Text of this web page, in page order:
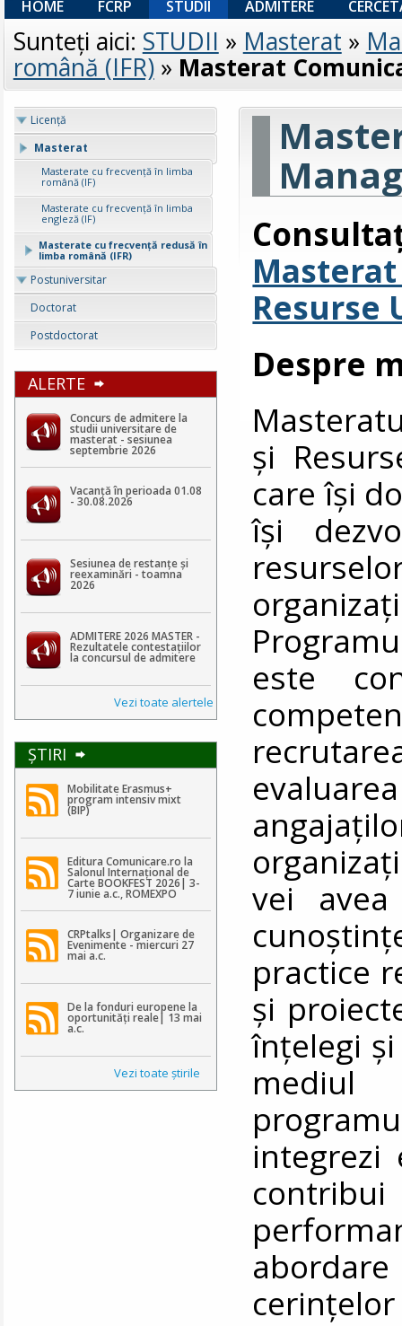
HOME FCRP STUDII ADMITERE
Sunteţi aici: STUDII » Masterat »
română (IFR)» Masterat
Licenţă
Masterat
Masterate cu frecvență în limba
română (IF)
Masterate cu frecvență în limba
engleză (IF)
Masterate cu frecvență redusă în
limba română (IFR)
Postuniversitar
Doctorat
Postdoctorat
ALERTE
Concurs de admitere la
studii universitare de
masterat - sesiunea
septembrie 2026
Vacanță în perioada 01.08
- 30.08.2026
Sesiunea de restanțe și
reexaminări - toamna
2026
ADMITERE 2026 MASTER -
Rezultatele contestaţiilor
la concursul de admitere
Vezi toate alertele
ŞTIRI
Mobilitate Erasmus+
program intensiv mixt
(BIP)
Editura Comunicare.ro la
Salonul Internațional de
Carte BOOKFEST 2026| 3-
7 iunie a.c., ROMEXPO
CRPtalks| Organizare de
Evenimente - miercuri 27
mai a.c.
De la fonduri europene la
oportunități reale| 13 mai
a.c.
Vezi toate ştirile
Resurse
Despre
și
care își
își
este
vei
practice
și
înțelegi
mediul
integrezi